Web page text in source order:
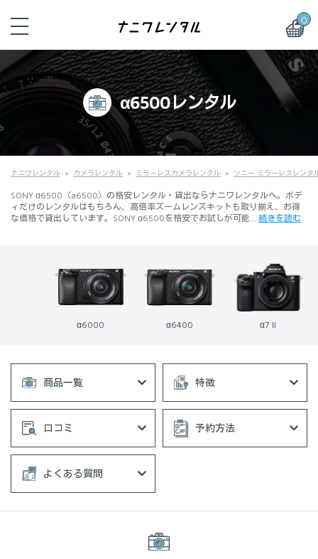
0
α6500レンタル
ナニワレンタル カメラレンタル ミラーレスカメラレンタル ソニー ミラーレスレンタ
SONY α6500（a6500）の格安レンタル・貸出ならナニワレンタルへ。ボデ
ィだけのレンタルはもちろん、高倍率ズームレンズキットも取り揃え、お得
な価格で貸出しています。SONY α6500を格安でお試しが可能… 続きを読む
α6000 α6400 α7 II
商品一覧 特徴
口コミ 予約方法
よくある質問